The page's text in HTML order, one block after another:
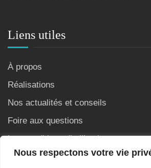
Nous respectons votre vie
Liens utiles
À propos
Réalisations
Nos actualités et conseils
Foire aux questions
Les conditions d’utilisation